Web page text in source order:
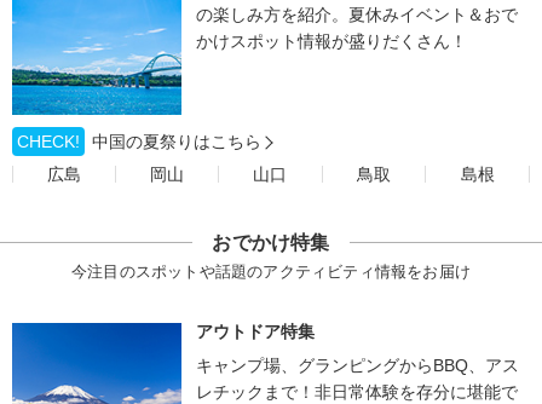
の楽しみ方を紹介。夏休みイベント＆おで
かけスポット情報が盛りだくさん！
CHECK!
中国の夏祭りはこちら
広島
岡山 山口 鳥取 島根
おでかけ特集
今注目のスポットや話題のアクティビティ情報をお届け
アウトドア特集
キャンプ場、グランピングからBBQ、アス
レチックまで！非日常体験を存分に堪能で